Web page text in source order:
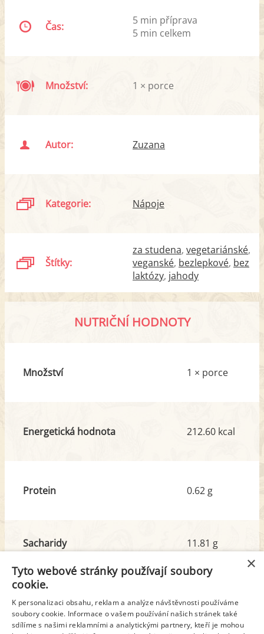
Čas:
5 min příprava
5 min celkem
Množství: 1 × porce
Autor: Zuzana
Kategorie: Nápoje
Štítky:
za studena vegetariánské
veganské bezlepkové bez
laktózy jahody
NUTRIČNÍ HODNOTY
Množství 1 × porce
Energetická hodnota 212.60 kcal
Protein 0.62 g
Sacharidy
11.81 g
Tuk
z toho nas. mastné kyseliny
0.24 g
0.02 g
×
Tyto webové stránky používají soubory
cookie.
K personalizaci obsahu, reklam a analýze návštěvnosti používáme
soubory cookie. Informace o vašem používání našich stránek také
sdílíme s našimi reklamními a analytickými partnery, kteří je mohou